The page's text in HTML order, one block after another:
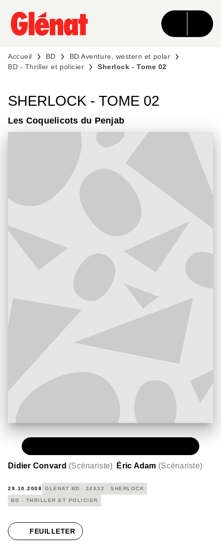
MENU RECHERCHE CONTENU
PIED DE PAGE
Accueil BD
BD Aventure, western et polar
BD - Thriller et policier
Sherlock - Tome 02
SHERLOCK - TOME 02
Les Coquelicots du Penjab
Didier Convard (Scénariste) Éric Adam (Scénariste)
29.10.2008 GLÉNAT BD 24X32 SHERLOCK
BD - THRILLER ET POLICIER
FEUILLETER